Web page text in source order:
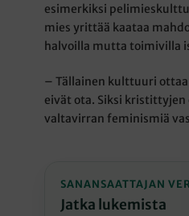
esimerkiksi
mies yrittää kaataa
halvoilla mutta toimivilla
– Tällainen kulttuuri
eivät ota. Siksi kristittyjen
valtavirran feminismiä
SANANSAATTAJAN
Jatka lukemista